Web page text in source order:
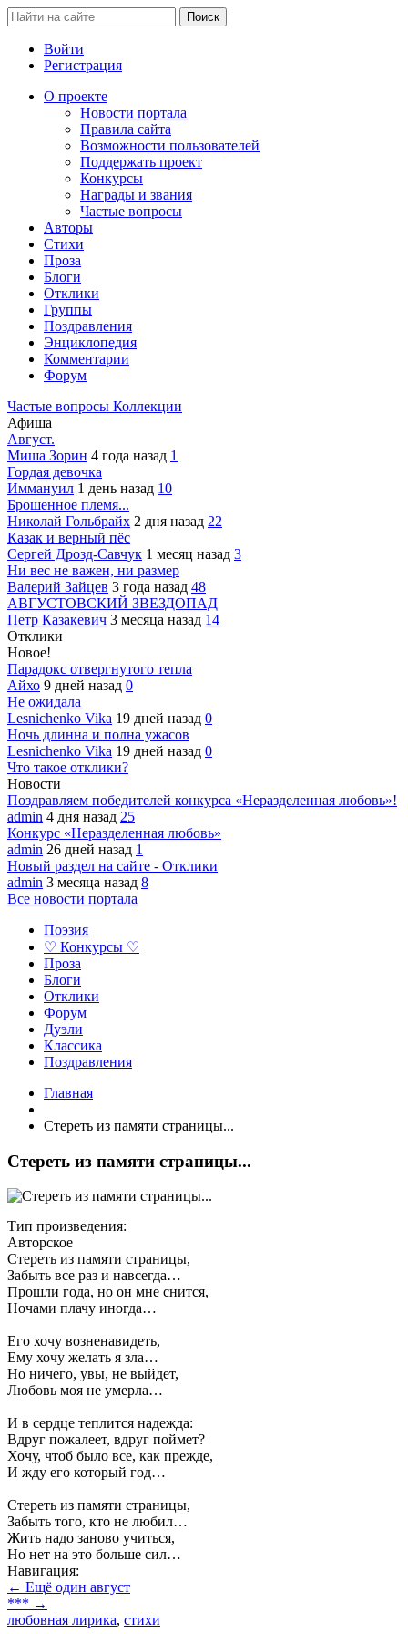
Войти
Регистрация
О проекте
Новости портала
Правила сайта
Возможности пользователей
Поддержать проект
Конкурсы
Награды и звания
Частые вопросы
Авторы
Стихи
Проза
Блоги
Отклики
Группы
Поздравления
Энциклопедия
Комментарии
Форум
Частые вопросы Коллекции
Афиша
Август.
Миша Зорин 4 года назад 1
Гордая девочка
Иммануил 1 день назад 10
Брошенное племя...
Николай Гольбрайх 2 дня назад 22
Казак и верный пёс
Сергей Дрозд-Савчук 1 месяц назад 3
Ни вес не важен, ни размер
Валерий Зайцев 3 года назад 48
АВГУСТОВСКИЙ ЗВЕЗДОПАД
Петр Казакевич 3 месяца назад 14
Отклики
Новое!
Парадокс отвергнутого тепла
Айхо 9 дней назад 0
Не ожидала
Lesnichenko Vika 19 дней назад 0
Ночь длинна и полна ужасов
Lesnichenko Vika 19 дней назад 0
Что такое отклики?
Новости
Поздравляем победителей конкурса «Неразделенная любовь»!
admin 4 дня назад 25
Конкурс «Неразделенная любовь»
admin 26 дней назад 1
Новый раздел на сайте - Отклики
admin 3 месяца назад 8
Все новости портала
Поэзия
♡ Конкурсы ♡
Проза
Блоги
Отклики
Форум
Дуэли
Классика
Поздравления
Главная
Стереть из памяти страницы...
Стереть из памяти страницы...
Тип произведения:
Авторское
Стереть из памяти страницы,
Забыть все раз и навсегда…
Прошли года, но он мне снится,
Ночами плачу иногда…
Его хочу возненавидеть,
Ему хочу желать я зла…
Но ничего, увы, не выйдет,
Любовь моя не умерла…
И в сердце теплится надежда:
Вдруг пожалеет, вдруг поймет?
Хочу, чтоб было все, как прежде,
И жду его который год…
Стереть из памяти страницы,
Забыть того, кто не любил…
Жить надо заново учиться,
Но нет на это больше сил…
Навигация:
← Ещё один август
*** →
любовная лирика, стихи